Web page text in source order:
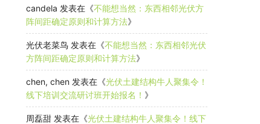
candela 发表在《不能想当然：东西相邻光伏方
阵间距确定原则和计算方法》
光伏老菜鸟 发表在《不能想当然：东西相邻光伏
方阵间距确定原则和计算方法》
chen, chen 发表在《光伏土建结构牛人聚集令！
线下培训交流研讨班开始报名！ 》
周磊甜 发表在《光伏土建结构牛人聚集令！线下